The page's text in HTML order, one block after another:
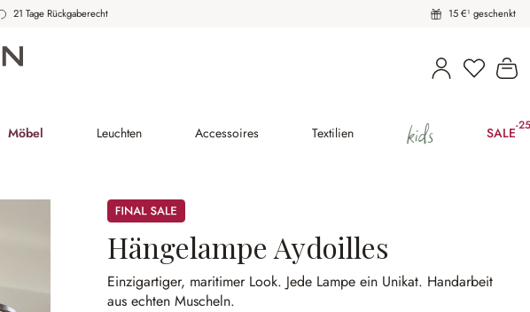
21 Tage Rückgaberecht 15 €¹ geschenkt
Du hast
Möbel Leuchten Accessoires Textilien kids SALE-
Sale
Hängelampe Aydoilles
Einzigartiger, maritimer Look. Jede Lampe ein Unikat. Handarbeit
aus echten Muscheln.